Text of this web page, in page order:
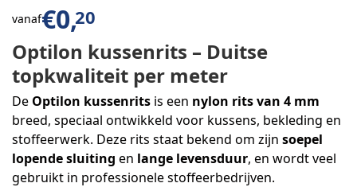
vanaf€0,20
Optilon kussenrits – Duitse
topkwaliteit per meter
De Optilon kussenrits is een nylon rits van 4 mm
breed, speciaal ontwikkeld voor kussens, bekleding en
stoffeerwerk. Deze rits staat bekend om zijn soepel
lopende sluiting en lange levensduur, en wordt veel
gebruikt in professionele stoffeerbedrijven.